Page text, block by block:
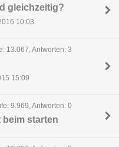
gleichzeitig?
10:03
13.067, Antworten: 3
15:09
9.969, Antworten: 0
beim starten